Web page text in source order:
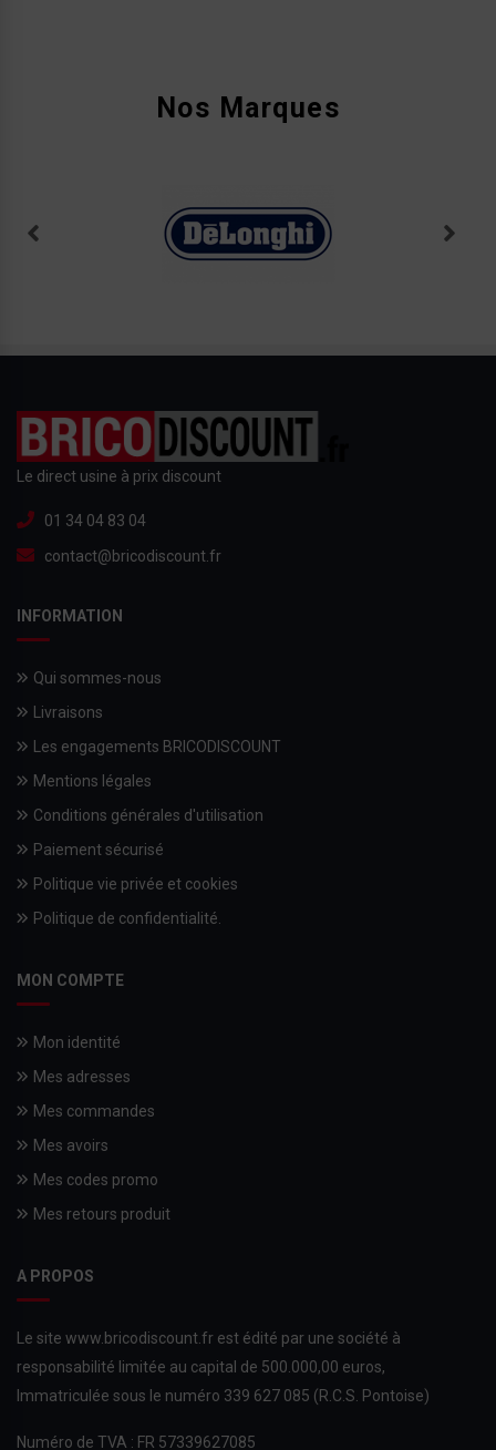
Nos Marques
Le direct usine à prix discount
01 34 04 83 04
contact@bricodiscount.fr
INFORMATION
Qui sommes-nous
Livraisons
Les engagements BRICODISCOUNT
Mentions légales
Conditions générales d'utilisation
Paiement sécurisé
Politique vie privée et cookies
Politique de confidentialité.
MON COMPTE
Mon identité
Mes adresses
Mes commandes
Mes avoirs
Mes codes promo
Mes retours produit
A PROPOS
Le site www.bricodiscount.fr est édité par une société à
responsabilité limitée au capital de 500.000,00 euros,
Immatriculée sous le numéro 339 627 085 (R.C.S. Pontoise)
Numéro de TVA : FR 57339627085